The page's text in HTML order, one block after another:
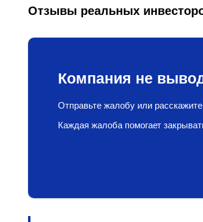
Отзывы реальных
Компания не
Отправьте жалобу или
Каждая жалоба помогает